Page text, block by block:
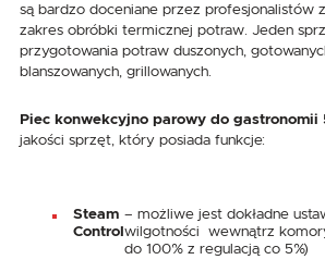
są bardzo doceniane przez profesjonalistów
zakres obróbki termicznej potraw. Jeden
przygotowania potraw duszonych,
blanszowanych, grillowanych.
Piec konwekcyjno parowy do gastronomii
jakości sprzęt, który posiada funkcje:
Steam
Control
– możliwe jest dokładne
wilgotności wewnątrz
do 100% z regulacją co 5%)